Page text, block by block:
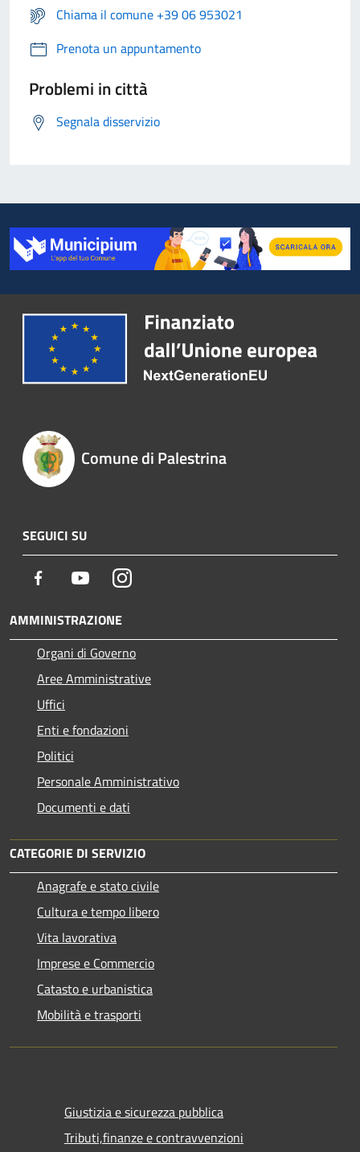
Chiama il comune +39 06 953021
Prenota un appuntamento
Problemi in città
Segnala disservizio
Comune di Palestrina
SEGUICI SU
Facebook YoutubeInstagram
AMMINISTRAZIONE
Organi di Governo
Aree Amministrative
Uffici
Enti e fondazioni
Politici
Personale Amministrativo
Documenti e dati
CATEGORIE DI SERVIZIO
Anagrafe e stato civile
Cultura e tempo libero
Vita lavorativa
Imprese e Commercio
Catasto e urbanistica
Mobilità e trasporti
Giustizia e sicurezza pubblica
Tributi,finanze e contravvenzioni